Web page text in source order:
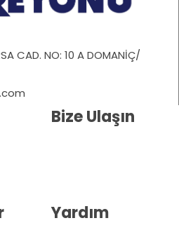
CAD. NO: 10 A DOMANİÇ/
Bize Ulaşın
Yardım